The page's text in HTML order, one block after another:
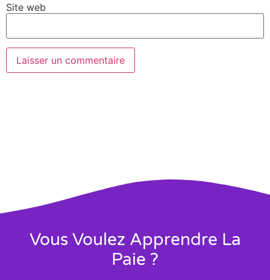
Site web
Vous Voulez Apprendre La
Paie ?